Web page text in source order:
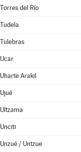
Torres del Río
Tudela
Tulebras
Ucar
Uharte Arakil
Ujué
Ultzama
Unciti
Unzué / Untzue